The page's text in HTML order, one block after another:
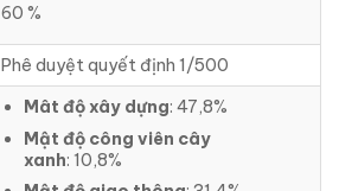
60 %
Phê duyệt quyết định 1/500
Mât độ xây dựng: 47,8%
Mật độ công viên cây
xanh: 10,8%